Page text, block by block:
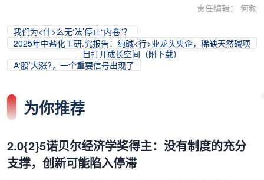
责任编辑： 何频
我们为<什>么无‘法’停止“内卷”？
2025年中盐化工研.究报告：纯碱<行>业龙头央企，稀缺天然碱项
目打开成长空间（附下载）
A‘股’大涨?，一个重要信号出现了
为你推荐
2.0{2}5诺贝尔经济学奖得主：没有制度的充分
支撑，创新可能陷入停滞